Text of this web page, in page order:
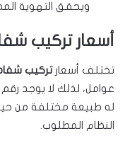
ويحقق التهوية
أسعار تركيب
تختلف أسعارتركيب
عوامل، لذلك لا يوجد
له طبيعة مختلفة من
النظام المطلوب.